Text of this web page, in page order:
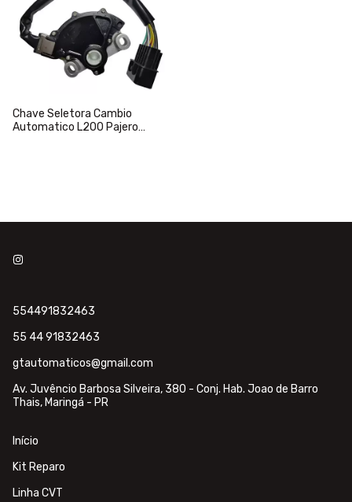
Chave Seletora Cambio
Automatico L200 Pajero
554491832463
55 44 91832463
gtautomaticos@gmail.com
Av. Juvêncio Barbosa Silveira, 380 - Conj. Hab. Joao de Barro
Thais, Maringá - PR
Início
Kit Reparo
Linha CVT